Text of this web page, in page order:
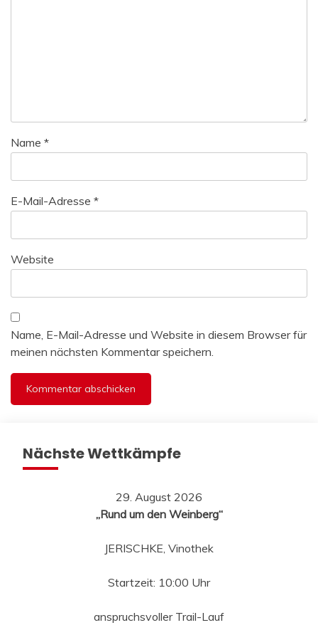
Name *
E-Mail-Adresse *
Website
Name, E-Mail-Adresse und Website in diesem Browser für
meinen nächsten Kommentar speichern.
Nächste Wettkämpfe
29. August 2026
„Rund um den Weinberg“
JERISCHKE, Vinothek
Startzeit: 10:00 Uhr
anspruchsvoller Trail-Lauf